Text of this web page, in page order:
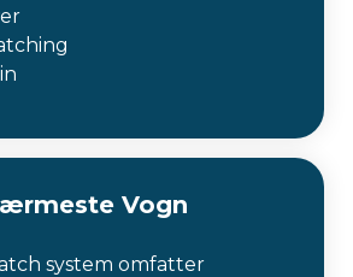
Vogn
system omfatter